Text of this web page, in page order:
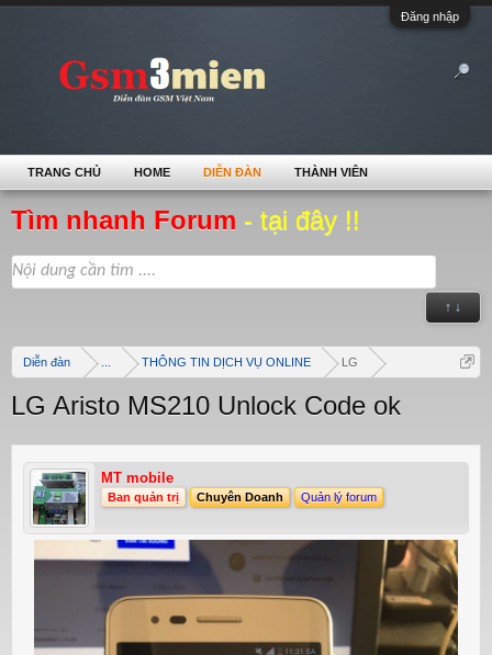
Đăng nhập
Tìm nhanh Forum - tại đây !!
↑ ↓
Diễn đàn THÔNG TIN DỊCH VỤ ONLINE LG
LG Aristo MS210 Unlock Code ok
MT mobile
Ban quản trị Chuyên Doanh Quản lý forum
TRANG CHỦ HOME DIỄN ĐÀN THÀNH VIÊN